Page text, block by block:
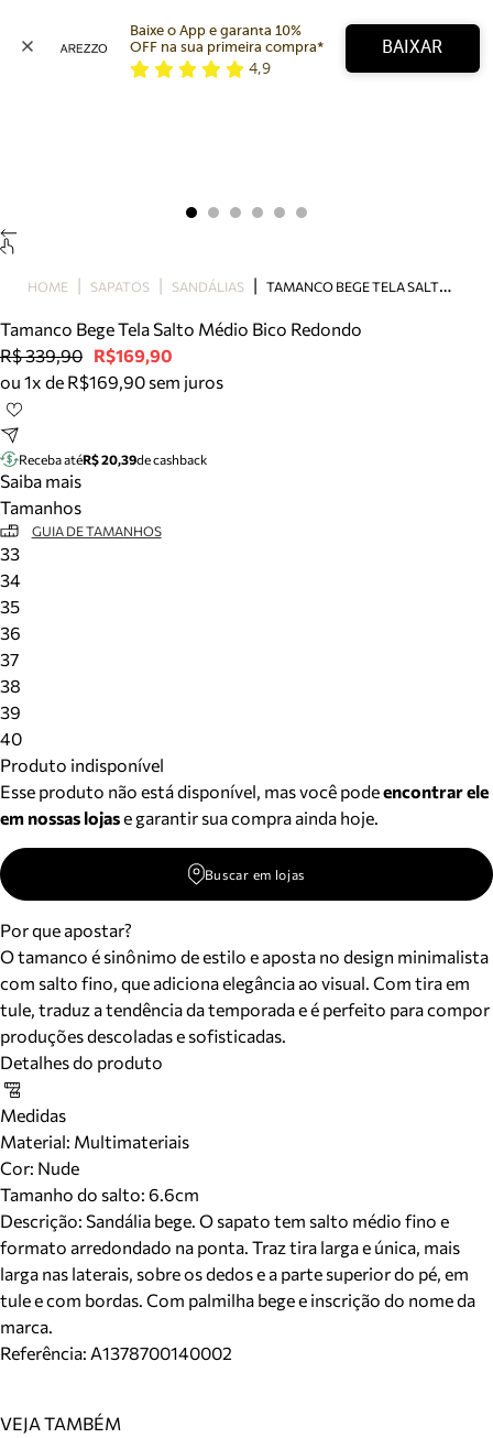
Bolsa
Tamanco
Tênis
Mule
Tire dúvidas sobre pedidos, devoluções e mais.
Meus pedidos
Acompanhe seus pedidos e solicite devoluções.
Baixe o App e garanta 10%
OFF na sua primeira compra*
4,9
BAIXAR
HOME SAPATOS SANDÁLIAS T
AMANCO BEGE TELA SALTO MÉDIO BICO REDONDO
Tamanco Bege Tela Salto Médio Bico Redondo
R$ 339,90 R$169,90
ou 1x de R$169,90 sem juros
Receba atéR$ 20,39de cashback
Saiba mais
Tamanhos
GUIA DE TAMANHOS
33
34
35
36
37
38
39
40
Produto indisponível
Esse produto não está disponível, mas você podeencontrar ele
em nossas lojase garantir sua compra ainda hoje.
Buscar em lojas
Por que apostar?
O tamanco é sinônimo de estilo e aposta no design minimalista
com salto fino, que adiciona elegância ao visual. Com tira em
tule, traduz a tendência da temporada e é perfeito para compor
produções descoladas e sofisticadas.
Detalhes do produto
Medidas
Material: Multimateriais
Cor: Nude
Tamanho do salto: 6.6cm
Descrição: Sandália bege. O sapato tem salto médio fino e
formato arredondado na ponta. Traz tira larga e única, mais
larga nas laterais, sobre os dedos e a parte superior do pé, em
tule e com bordas. Com palmilha bege e inscrição do nome da
marca.
Referência: A1378700140002
VEJA TAMBÉM